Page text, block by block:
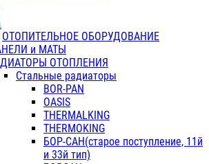
ОТОПИТЕЛЬНОЕ ОБОРУДОВАНИЕ
и МАТЫ
ОТОПЛЕНИЯ
Стальные радиаторы
BOR-PAN
OASIS
THERMALKING
THERMOKING
БОР-САН(старое поступление, 11й
и 33й тип)